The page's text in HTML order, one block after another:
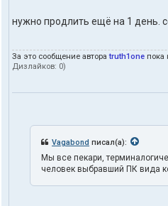
т
п
о
з
т
л
я
t
нужно продлить ещё на 1 день.
За это сообщение автораtruth1one пока
Дизлайков: 0)
Vagabond писал(а):
Мы все пекари,
человек выбравший ПК вида